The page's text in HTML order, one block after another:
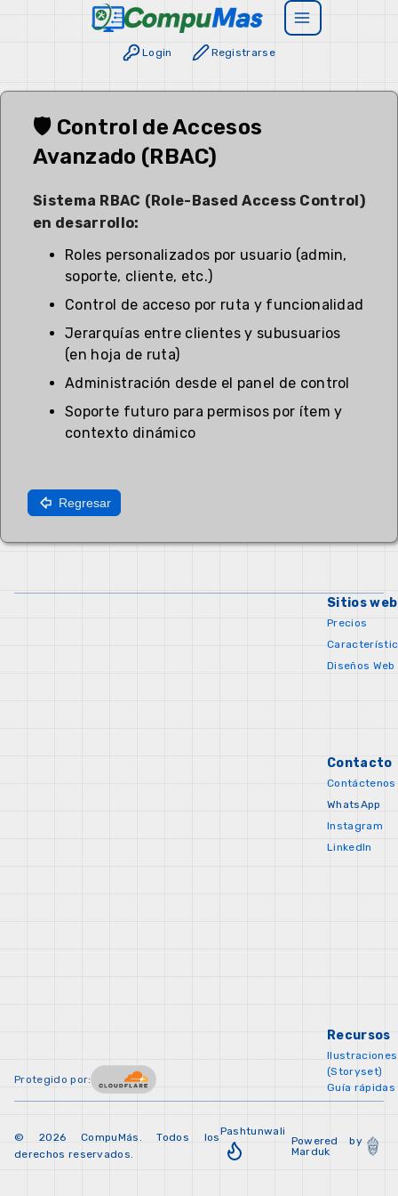
Login Registrarse
🛡️ Control de Accesos
Avanzado (RBAC)
Sistema RBAC (Role-Based Access Control)
en desarrollo:
Roles personalizados por usuario (admin,
soporte, cliente, etc.)
Control de acceso por ruta y funcionalidad
Jerarquías entre clientes y subusuarios
(en hoja de ruta)
Administración desde el panel de control
Soporte futuro para permisos por ítem y
contexto dinámico
Regresar
Protegido por:
Sitios web
Precios
Diseños Web
Contacto
Contáctenos
WhatsApp
Instagram
LinkedIn
Recursos
Ilustraciones
(Storyset)
Guía rápidas
© 2026 CompuMás. Todos los
derechos reservados.
Pashtunwali
Powered by
Marduk